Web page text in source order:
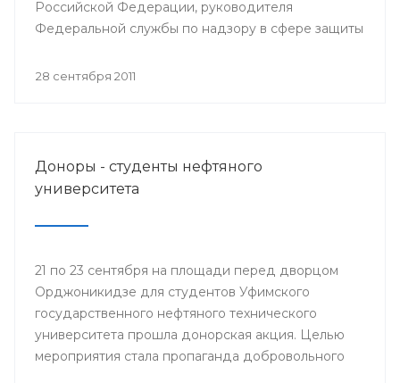
Российской Федерации, руководителя
Федеральной службы по надзору в сфере защиты
состоялось селекторное совещание
гриппу и ОРВИ и начале прививочной кампании
против гриппа в эпидсезон 2011-2012 годов».
28 сентября 2011
Доноры - студенты нефтяного
университета
21 по 23 сентября на площади перед дворцом
Орджоникидзе для студентов Уфимского
государственного нефтяного технического
университета прошла донорская акция. Целью
мероприятия стала пропаганда добровольного